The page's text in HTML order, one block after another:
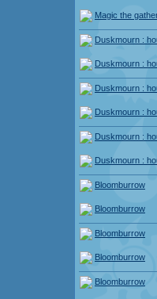
Magic the
Duskmourn :
Duskmourn :
Duskmourn :
Duskmourn :
Duskmourn :
Duskmourn :
Bloomburrow
Bloomburrow
Bloomburrow
Bloomburrow
Bloomburrow